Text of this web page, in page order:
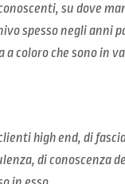
su dove
spesso negli anni
coloro che sono in
high end, di
di conoscenza